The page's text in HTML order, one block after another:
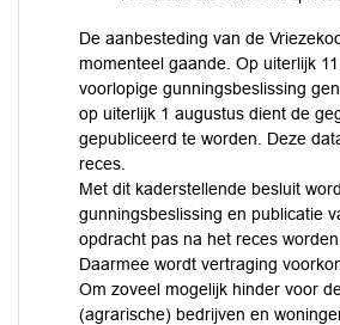
De aanbesteding van de
momenteel gaande. Op uiterlijk
voorlopige gunningsbeslissing
op uiterlijk 1 augustus dient de
gepubliceerd te worden. Deze
reces.
Met dit kaderstellende besluit
gunningsbeslissing en publicatie
opdracht pas na het reces worden
Daarmee wordt vertraging
Om zoveel mogelijk hinder voor
(agrarische) bedrijven en